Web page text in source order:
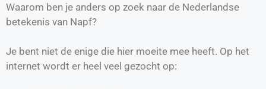
Waarom ben je anders op zoek naar de Nederlandse
betekenis van Napf?
Je bent niet de enige die hier moeite mee heeft. Op het
internet wordt er heel veel gezocht op: